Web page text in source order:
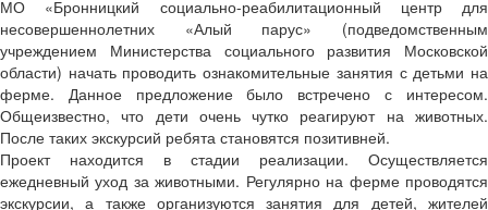
МО «Бронницкий социально-реабилитационный центр для
несовершеннолетних «Алый парус» (подведомственным
учреждением Министерства социального развития Московской
области) начать проводить ознакомительные занятия с детьми на
ферме. Данное предложение было встречено с интересом.
Общеизвестно, что дети очень чутко реагируют на животных.
После таких экскурсий ребята становятся позитивней.
Проект находится в стадии реализации. Осуществляется
ежедневный уход за животными. Регулярно на ферме проводятся
экскурсии, а также организуются занятия для детей, жителей